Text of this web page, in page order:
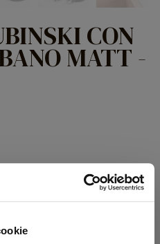
CON
MATT -
di posacenere e
e vetro. Finitura color ebano